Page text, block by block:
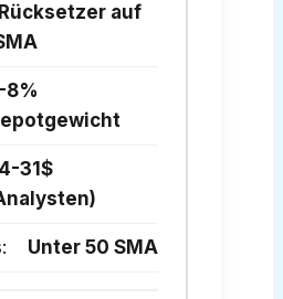
auf
8%
31$
Unter 50 SMA